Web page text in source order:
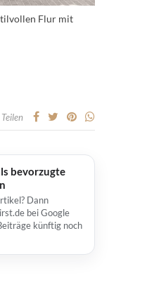
Flur mit
Teilen
bevorzugte
Dann
bei Google
künftig noch